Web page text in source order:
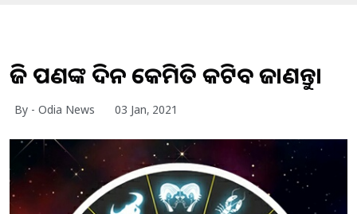
ଆଜି ଆପଣଙ୍କ ଦିନ କେମିତି କଟିବ ଜାଣନ୍ତୁ।
By - Odia News 03 Jan, 2021